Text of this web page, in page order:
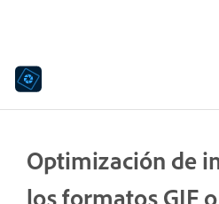
Optimización de
los formatos GIF